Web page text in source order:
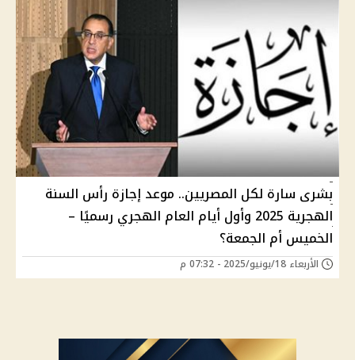
بشرى سارة لكل المصريين.. موعد إجازة رأس السنة
الهجرية 2025 وأول أيام العام الهجري رسميًا –
الخميس أم الجمعة؟
الأربعاء 18/يونيو/2025 - 07:32 م